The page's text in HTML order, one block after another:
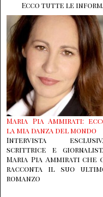
Ecco tutte le
Maria Pia Ammirati:
la mia danza del mondo
Intervista
scrittrice e
Maria Pia Ammirati che
racconta il suo
romanzo